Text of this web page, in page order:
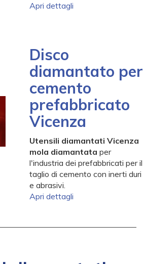
Apri dettagli
Disco
diamantato per
cemento
prefabbricato
Vicenza
Utensili diamantati Vicenza
mola diamantata per
l'industria dei prefabbricati per il
taglio di cemento con inerti duri
e abrasivi.
Apri dettagli